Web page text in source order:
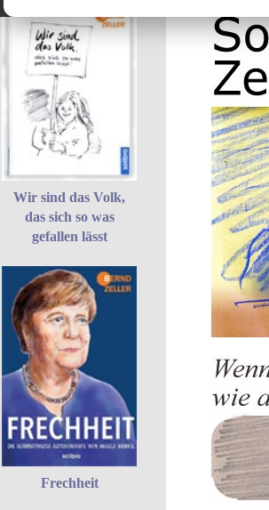
Wir sind das Volk,
das sich so was
gefallen lässt
Frechheit